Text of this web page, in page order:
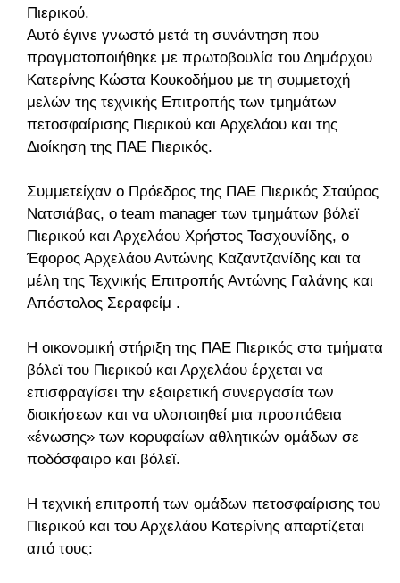
Πιερικού.
Αυτό έγινε γνωστό μετά τη συνάντηση που
πραγματοποιήθηκε με πρωτοβουλία του Δημάρχου
Κατερίνης Κώστα Κουκοδήμου με τη συμμετοχή
μελών της τεχνικής Επιτροπής των τμημάτων
πετοσφαίρισης Πιερικού και Αρχελάου και της
Διοίκηση της ΠΑΕ Πιερικός.
Συμμετείχαν ο Πρόεδρος της ΠΑΕ Πιερικός Σταύρος
Νατσιάβας, ο team manager των τμημάτων βόλεϊ
Πιερικού και Αρχελάου Χρήστος Τασχουνίδης, ο
Έφορος Αρχελάου Αντώνης Καζαντζανίδης και τα
μέλη της Τεχνικής Επιτροπής Αντώνης Γαλάνης και
Απόστολος Σεραφείμ .
Η οικονομική στήριξη της ΠΑΕ Πιερικός στα τμήματα
βόλεϊ του Πιερικού και Αρχελάου έρχεται να
επισφραγίσει την εξαιρετική συνεργασία των
διοικήσεων και να υλοποιηθεί μια προσπάθεια
«ένωσης» των κορυφαίων αθλητικών ομάδων σε
ποδόσφαιρο και βόλεϊ.
Η τεχνική επιτροπή των ομάδων πετοσφαίρισης του
Πιερικού και του Αρχελάου Κατερίνης απαρτίζεται
από τους: